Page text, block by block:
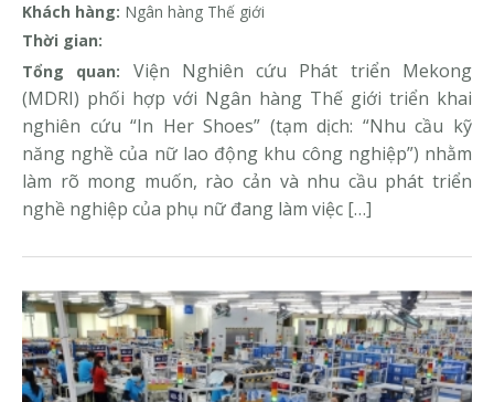
Khách hàng: Ngân hàng Thế giới
Thời gian:
Tổng quan:
Viện Nghiên cứu Phát triển Mekong
(MDRI) phối hợp với Ngân hàng Thế giới triển khai
nghiên cứu “In Her Shoes” (tạm dịch: “Nhu cầu kỹ
năng nghề của nữ lao động khu công nghiệp”) nhằm
làm rõ mong muốn, rào cản và nhu cầu phát triển
nghề nghiệp của phụ nữ đang làm việc […]